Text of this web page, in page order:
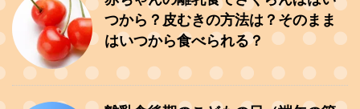
つから？皮むきの方法は？そのまま
はいつから食べられる？